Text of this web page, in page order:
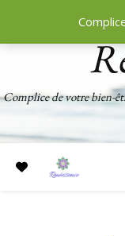
Complice de votre bien-